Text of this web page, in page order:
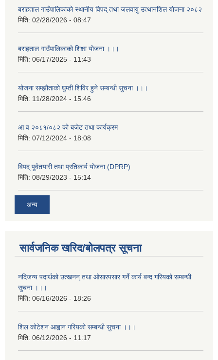
बराहताल गाउँपालिकाकाे स्थानीय विपद् तथा जलवायु उत्थानशिल याेजना २०८२
मिति: 02/28/2026 - 08:47
बराहताल गाउँपालिकाको शिक्षा योजना ।।।
मिति: 06/17/2025 - 11:43
योजना सम्झौताको घुम्ती शिविर हुने सम्बन्धी सुचना ।।।
मिति: 11/28/2024 - 15:46
आ व २०८१/०८२ को बजेट तथा कार्यक्रम
मिति: 07/12/2024 - 18:08
विपद् पूर्वतयारी तथा प्रतिकार्य योजना (DPRP)
मिति: 08/29/2023 - 15:14
अन्य
सार्वजनिक खरिद/बोलपत्र सूचना
नदिजन्य पदार्थको उत्खनन् तथा ओसारपसार गर्ने कार्य बन्द गरियको सम्बन्धी
सुचना ।।।
मिति: 06/16/2026 - 18:26
शिल कोटेशन आह्वान गरियको सम्बन्धी सुचना ।।।
मिति: 06/12/2026 - 11:17